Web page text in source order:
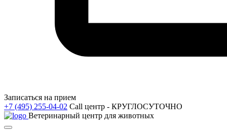
Записаться на прием
+7 (495) 255-04-02 Call центр - КРУГЛОСУТОЧНО
Ветеринарный центр для животных